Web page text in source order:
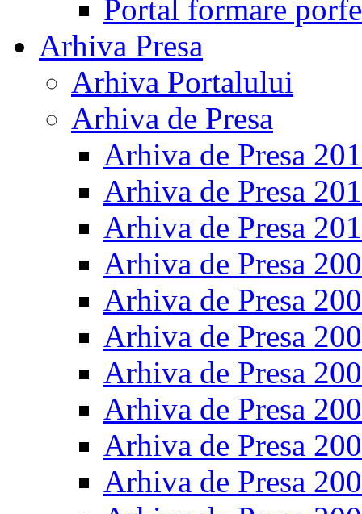
Portal formare
Arhiva Presa
Arhiva Portalului
Arhiva de Presa
Arhiva de Presa
Arhiva de Presa
Arhiva de Presa
Arhiva de Presa
Arhiva de Presa
Arhiva de Presa
Arhiva de Presa
Arhiva de Presa
Arhiva de Presa
Arhiva de Presa